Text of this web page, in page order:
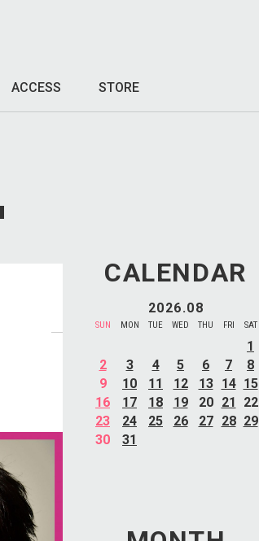
ACCESS STORE
CALENDAR
2026.08
SUN MON TUE WED THU FRI SAT
1
2
3 4 5 6 7
8
9
10 11 12 13 14 15
16
17 18 19 20 21
22
23
24 25 26 27 28 29
30
31